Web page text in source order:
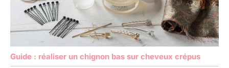
Guide : réaliser un chignon bas sur cheveux crépus